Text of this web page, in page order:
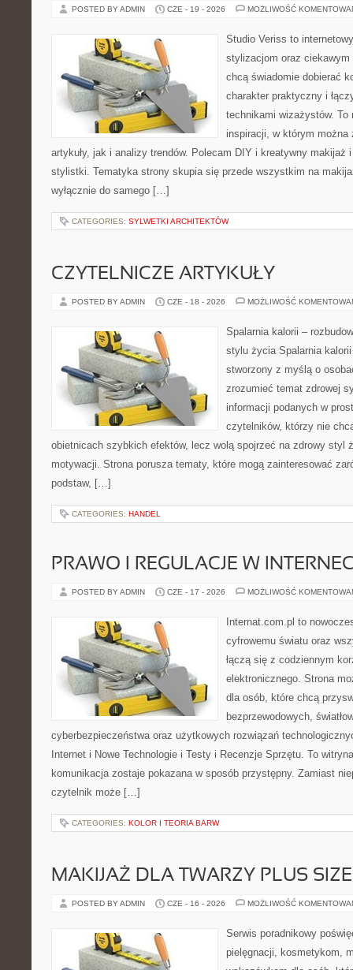
POSTED BY ADMIN CZE - 19 - 2026 MOŻLIWOŚĆ
Studio Veriss to
stylizacjom oraz ciekawym
chcą świadomie dobierać
charakter praktyczny i
technikami wizażystów. To
inspiracji, w którym
artykuły, jak i analizy trendów. Polecam DIY i kreatywny makijaż
stylistki. Tematyka strony skupia się przede wszystkim na
wyłącznie do samego […]
CATEGORIES: SYLWETKI ARCHITEKTÓW
CZYTELNICZE ARTYKUŁY
POSTED BY ADMIN CZE - 18 - 2026 MOŻLIWOŚĆ
Spalarnia kalorii –
stylu życia Spalarnia
stworzony z myślą o
zrozumieć temat zdrowej
informacji podanych w
czytelników, którzy nie
obietnicach szybkich efektów, lecz wolą spojrzeć na zdrowy styl
motywacji. Strona porusza tematy, które mogą zainteresować
podstaw, […]
CATEGORIES: HANDEL
PRAWO I REGULACJE W
POSTED BY ADMIN CZE - 17 - 2026 MOŻLIWOŚĆ
Internat.com.pl to
cyfrowemu światu oraz
łączą się z codziennym
elektronicznego. Strona
dla osób, które chcą
bezprzewodowych,
cyberbezpieczeństwa oraz użytkowych rozwiązań
Internet i Nowe Technologie i Testy i Recenzje Sprzętu. To
komunikacja zostaje pokazana w sposób przystępny. Zamiast
czytelnik może […]
CATEGORIES: KOLOR I TEORIA BARW
MAKIJAŻ DLA TWARZY PLUS SIZE
POSTED BY ADMIN CZE - 16 - 2026 MOŻLIWOŚĆ
Serwis poradnikowy
pielęgnacji, kosmetykom,